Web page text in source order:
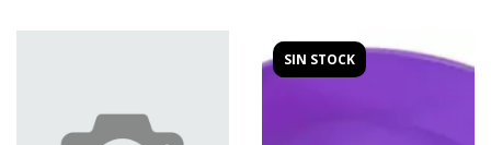
SIN STOCK